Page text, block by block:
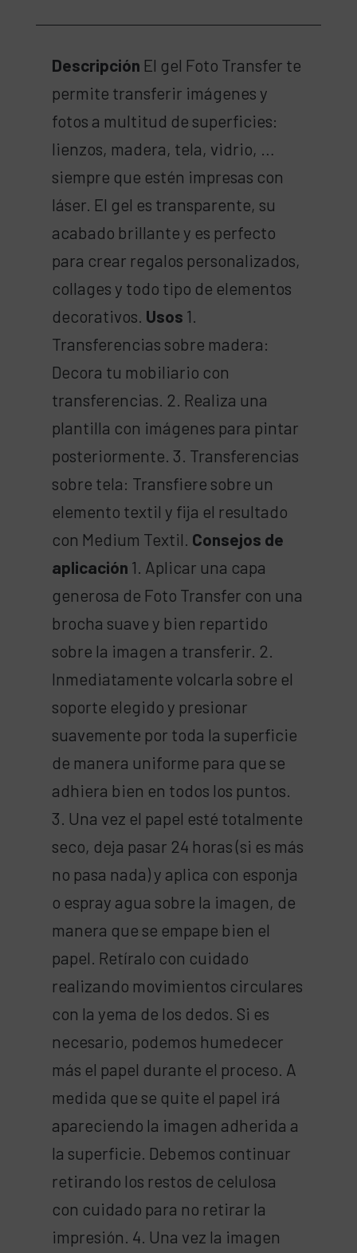
Descripción El gel Foto Transfer te
permite transferir imágenes y
fotos a multitud de superficies:
lienzos, madera, tela, vidrio, …
siempre que estén impresas con
láser. El gel es transparente, su
acabado brillante y es perfecto
para crear regalos personalizados,
collages y todo tipo de elementos
decorativos. Usos 1.
Transferencias sobre madera:
Decora tu mobiliario con
transferencias. 2. Realiza una
plantilla con imágenes para pintar
posteriormente. 3. Transferencias
sobre tela: Transfiere sobre un
elemento textil y fija el resultado
con Medium Textil. Consejos de
aplicación 1. Aplicar una capa
generosa de Foto Transfer con una
brocha suave y bien repartido
sobre la imagen a transferir. 2.
Inmediatamente volcarla sobre el
soporte elegido y presionar
suavemente por toda la superficie
de manera uniforme para que se
adhiera bien en todos los puntos.
3. Una vez el papel esté totalmente
seco, deja pasar 24 horas (si es más
no pasa nada) y aplica con esponja
o espray agua sobre la imagen, de
manera que se empape bien el
papel. Retíralo con cuidado
realizando movimientos circulares
con la yema de los dedos. Si es
necesario, podemos humedecer
más el papel durante el proceso. A
medida que se quite el papel irá
apareciendo la imagen adherida a
la superficie. Debemos continuar
retirando los restos de celulosa
con cuidado para no retirar la
impresión. 4. Una vez la imagen